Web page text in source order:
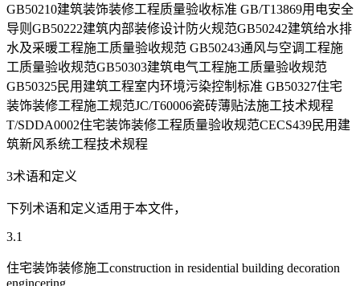
GB50210建筑装饰装修工程质量验收标准 GB/T13869用电安全
导则GB50222建筑内部装修设计防火规范GB50242建筑给水排
水及采暖工程施工质量验收规范 GB50243通风与空调工程施
工质量验收规范GB50303建筑电气工程施工质量验收规范
GB50325民用建筑工程室内环境污染控制标准 GB50327住宅
装饰装修工程施工规范JC/T60006瓷砖薄贴法施工技术规程
T/SDDA0002住宅装饰装修工程质量验收规范CECS439民用建
筑新风系统工程技术规程
3术语和定义
下列术语和定义适用于本文件，
3.1
住宅装饰装修施工construction in residential building decoration